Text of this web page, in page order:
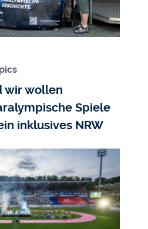
wir wollen
Spiele
inklusives NRW